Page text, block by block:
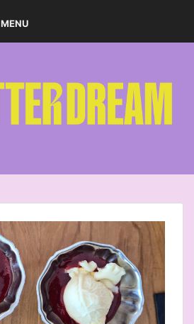
MENU